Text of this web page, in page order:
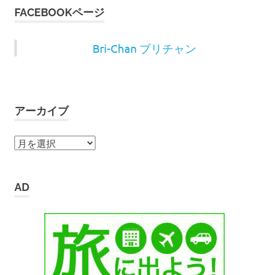
FACEBOOKページ
Bri-Chan ブリチャン
アーカイブ
ア
イ
AD